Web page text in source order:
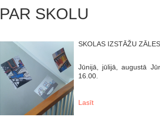
PAR SKOLU
SKOLAS IZSTĀŽU
Jūnijā, jūlijā, augustā
16.00.
Lasīt